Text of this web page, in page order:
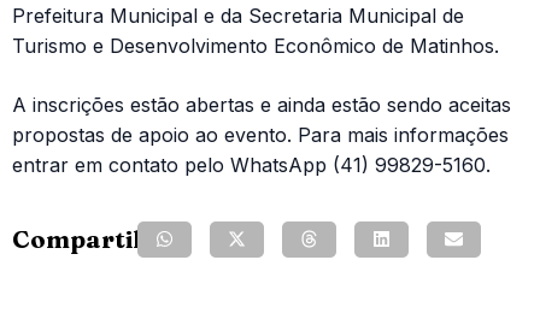
Prefeitura Municipal e da Secretaria Municipal de
Turismo e Desenvolvimento Econômico de Matinhos.
A inscrições estão abertas e ainda estão sendo aceitas
propostas de apoio ao evento. Para mais informações
entrar em contato pelo WhatsApp (41) 99829-5160.
Compartilhe: